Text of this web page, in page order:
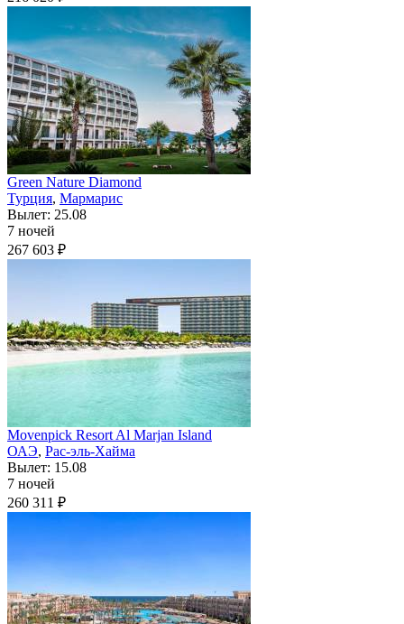
Green Nature Diamond
Турция, Мармарис
Вылет: 25.08
7 ночей
267 603 ₽
Movenpick Resort Al Marjan Island
ОАЭ, Рас-эль-Хайма
Вылет: 15.08
7 ночей
260 311 ₽